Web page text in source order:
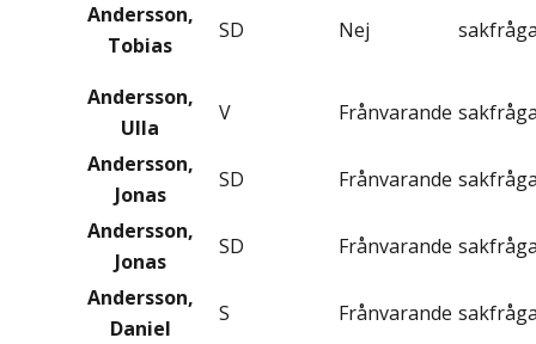
Andersson,
Tobias
SD Nej
Andersson,
Ulla
V Frånvarande
Andersson,
Jonas
SD Frånvarande
Andersson,
Jonas
SD Frånvarande
Andersson,
Daniel
S Frånvarande